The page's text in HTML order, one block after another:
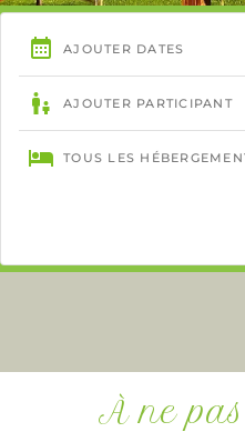
À ne